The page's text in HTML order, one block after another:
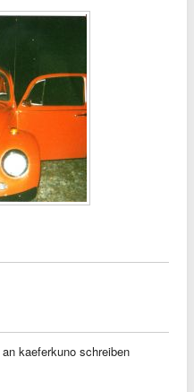
an kaeferkuno schreiben